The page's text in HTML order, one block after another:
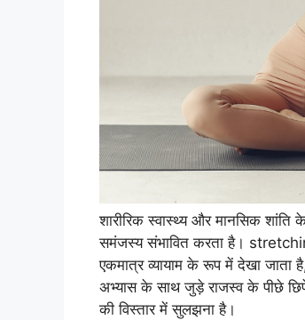
शारीरिक स्वास्थ्य और मानसिक
समंजस्य संभावित करता है।
एकमात्र व्यायाम के रूप में देखा
अभ्यास के साथ जुड़े राजस्व के पीछे
की विस्तार में सुलझना है।